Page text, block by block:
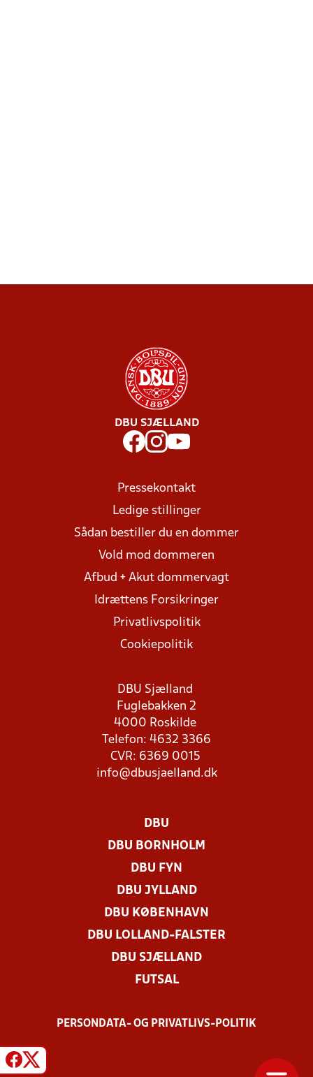
DBU SJÆLLAND
Pressekontakt
Ledige stillinger
Sådan bestiller du en dommer
Vold mod dommeren
Afbud + Akut dommervagt
Idrættens Forsikringer
Privatlivspolitik
Cookiepolitik
DBU Sjælland
Fuglebakken 2
4000 Roskilde
Telefon: 4632 3366
CVR: 6369 0015
info@dbusjaelland.dk
DBU
DBU BORNHOLM
DBU FYN
DBU JYLLAND
DBU KØBENHAVN
DBU LOLLAND-FALSTER
DBU SJÆLLAND
FUTSAL
PERSONDATA- OG PRIVATLIVS-POLITIK